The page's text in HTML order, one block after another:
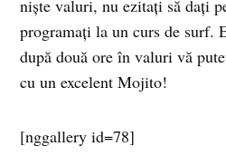
nişte valuri, nu ezitaţi să daţi
programaţi la un curs de surf.
după două ore în valuri vă
cu un excelent Mojito!
[nggallery id=78]